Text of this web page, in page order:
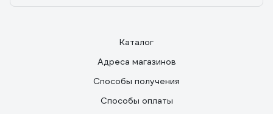
Каталог
Адреса магазинов
Способы получения
Способы оплаты